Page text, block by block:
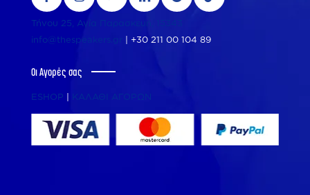
Τήνου 25, Αγία Παρασκευή, 15343
info@thespeakers.gr
+30 211 00 104 89
Οι Αγορές σας
ESHOP ΚΑΛΑΘΙ ΑΓΟΡΩΝ